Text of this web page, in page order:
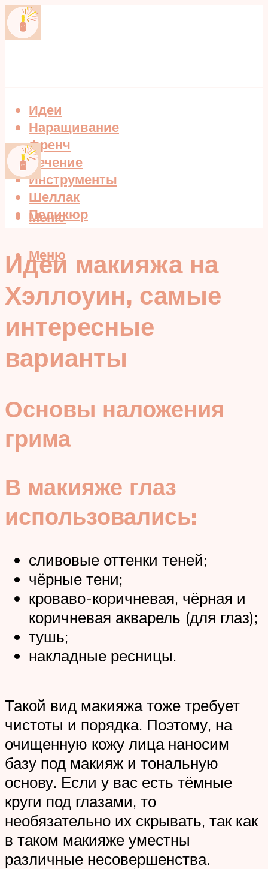
Идеи
Наращивание
Френч
Лечение
Инструменты
Шеллак
Педикюр
Меню
Меню
Идеи макияжа на
Хэллоуин, самые
интересные
варианты
Основы наложения
грима
В макияже глаз
использовались:
сливовые оттенки теней;
чёрные тени;
кроваво-коричневая, чёрная и
коричневая акварель (для глаз);
тушь;
накладные ресницы.
Такой вид макияжа тоже требует
чистоты и порядка. Поэтому, на
очищенную кожу лица наносим
базу под макияж и тональную
основу. Если у вас есть тёмные
круги под глазами, то
необязательно их скрывать, так как
в таком макияже уместны
различные несовершенства.